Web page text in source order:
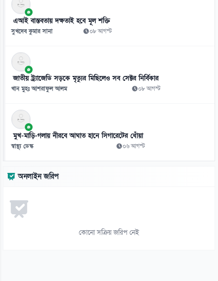
১০
এসএসসির ফল খারাপ, রাজশাহীতে স্কুলছাত্রীর মৃত্যু
১১
শেখ হাসিনাসহ হাদি হত্যার আসামিদের ফেরত চায় বাংলাদেশ
১০ আগস্ট
১২
প্রধানমন্ত্রীর সঙ্গে বৈঠকের পর ভারতীয় হাইকমিশনারের বার্তা
১০ আগস্ট
১০ আগস্ট
১৪
যে কারণে আত্মহত্যা করতে চেয়েছিলেন গোবিন্দ
এআই বাস্তবতায় দক্ষতাই হবে মূল শক্তি
সুখদেব কুমার সানা ০৮ আগস্ট
জাতীয় ট্র্যাজেডি সড়কে মৃত্যুর মিছিলেও সব সেক্টর নির্বিকার
খান মুহঃ আশরাফুল আলম ০৮ আগস্ট
মুখ-মাড়ি-গলায় নীরবে আঘাত হানে সিগারেটের ধোঁয়া
স্বাস্থ্য ডেস্ক ০৬ আগস্ট
অনলাইন জরিপ
কোনো সক্রিয় জরিপ নেই